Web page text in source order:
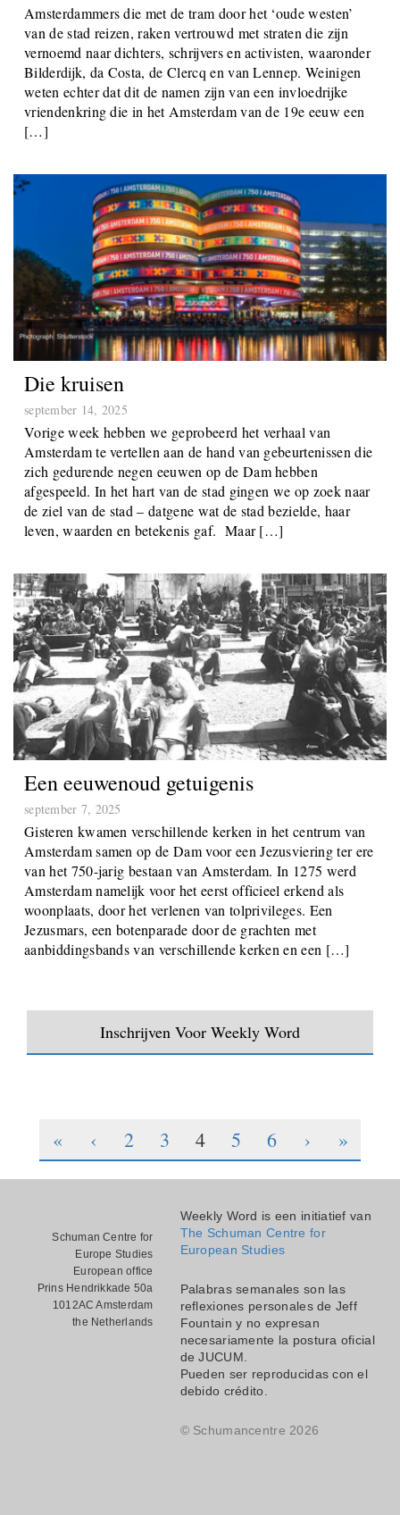
Amsterdammers die met de tram door het ‘oude westen’
van de stad reizen, raken vertrouwd met straten die zijn
vernoemd naar dichters, schrijvers en activisten, waaronder
Bilderdijk, da Costa, de Clercq en van Lennep. Weinigen
weten echter dat dit de namen zijn van een invloedrijke
vriendenkring die in het Amsterdam van de 19e eeuw een
[…]
Die kruisen
september 14, 2025
Vorige week hebben we geprobeerd het verhaal van
Amsterdam te vertellen aan de hand van gebeurtenissen die
zich gedurende negen eeuwen op de Dam hebben
afgespeeld. In het hart van de stad gingen we op zoek naar
de ziel van de stad – datgene wat de stad bezielde, haar
leven, waarden en betekenis gaf. Maar […]
Een eeuwenoud getuigenis
september 7, 2025
Gisteren kwamen verschillende kerken in het centrum van
Amsterdam samen op de Dam voor een Jezusviering ter ere
van het 750-jarig bestaan van Amsterdam. In 1275 werd
Amsterdam namelijk voor het eerst officieel erkend als
woonplaats, door het verlenen van tolprivileges. Een
Jezusmars, een botenparade door de grachten met
aanbiddingsbands van verschillende kerken en een […]
Inschrijven Voor Weekly Word
« ‹ 2 3 4 5 6 › »
Schuman Centre for
Europe Studies
European office
Prins Hendrikkade 50a
1012AC Amsterdam
the Netherlands
Weekly Word is een initiatief van
The Schuman Centre for
European Studies
Palabras semanales son las
reflexiones personales de Jeff
Fountain y no expresan
necesariamente la postura oficial
de JUCUM.
Pueden ser reproducidas con el
debido crédito.
© Schumancentre 2026